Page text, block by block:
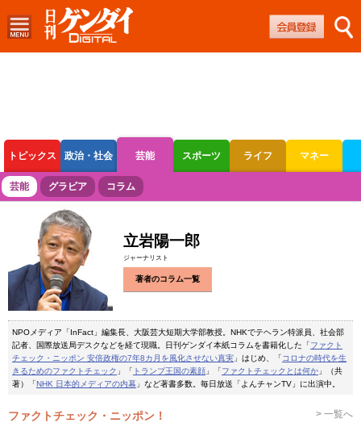
トピックス 政治・社会 芸能 スポーツ ライフ マネー
ボートレース 競輪 オートレース
芸能 グラビア コラム
立岩陽一郎
ジャーナリスト
著者のコラム一覧
NPOメディア「InFact」編集長、大阪芸大短期大学部教授。NHKでテヘラン特派員、社会部
記者、国際放送局デスクなどを経て現職。日刊ゲンダイ本紙コラムを書籍化した「ファクト
チェック・ニッポン 安倍政権の7年8カ月を風化させない真実 」はじめ、「コロナの時代を生
きるためのファクトチェック 」「 トランプ王国の素顔 」「ファクトチェックとは何か 」（共
著）「NHK 日本的メディアの内幕 」など著書多数。毎日放送「よんチャンTV」に出演中。
ファクトチェック・ニッポン！ > 一覧へ